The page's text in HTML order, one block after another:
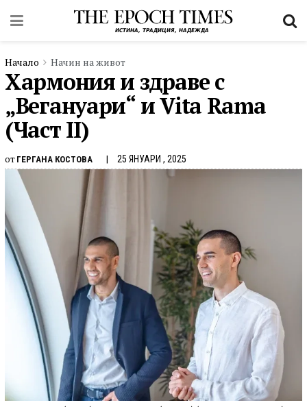
Начало Начин на живот
Хармония и здраве с
„Вегануари“ и Vita Rama
(Част II)
от ГЕРГАНА КОСТОВА 25 ЯНУАРИ , 2025